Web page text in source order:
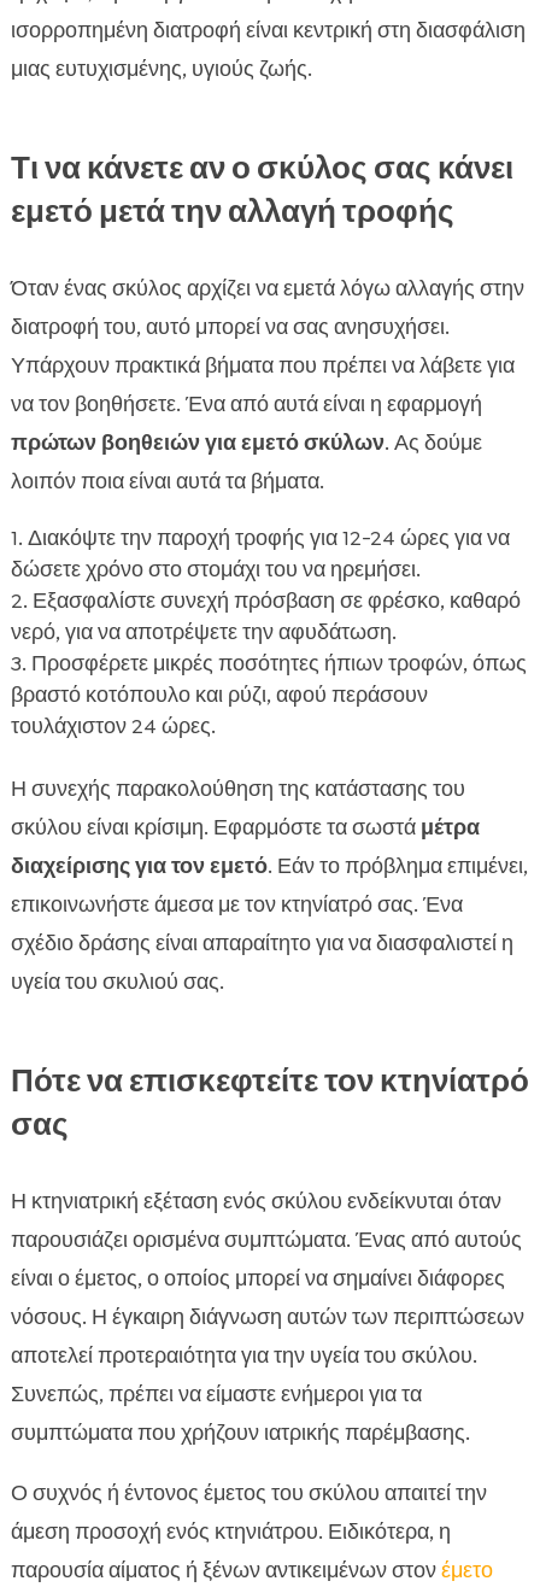
ισορροπημένη διατροφή είναι κεντρική στη διασφάλιση
μιας ευτυχισμένης, υγιούς ζωής.
Τι να κάνετε αν ο σκύλος σας κάνει
εμετό μετά την αλλαγή τροφής
Όταν ένας σκύλος αρχίζει να εμετά λόγω αλλαγής στην
διατροφή του, αυτό μπορεί να σας ανησυχήσει.
Υπάρχουν πρακτικά βήματα που πρέπει να λάβετε για
να τον βοηθήσετε. Ένα από αυτά είναι η εφαρμογή
πρώτων βοηθειών για εμετό σκύλων. Ας δούμε
λοιπόν ποια είναι αυτά τα βήματα.
Διακόψτε την παροχή τροφής για 12-24 ώρες για να
δώσετε χρόνο στο στομάχι του να ηρεμήσει.
Εξασφαλίστε συνεχή πρόσβαση σε φρέσκο, καθαρό
νερό, για να αποτρέψετε την αφυδάτωση.
Προσφέρετε μικρές ποσότητες ήπιων τροφών, όπως
βραστό κοτόπουλο και ρύζι, αφού περάσουν
τουλάχιστον 24 ώρες.
Η συνεχής παρακολούθηση της κατάστασης του
σκύλου είναι κρίσιμη. Εφαρμόστε τα σωστά μέτρα
διαχείρισης για τον εμετό. Εάν το πρόβλημα επιμένει,
επικοινωνήστε άμεσα με τον κτηνίατρό σας. Ένα
σχέδιο δράσης είναι απαραίτητο για να διασφαλιστεί η
υγεία του σκυλιού σας.
Πότε να επισκεφτείτε τον κτηνίατρό
σας
Η κτηνιατρική εξέταση ενός σκύλου ενδείκνυται όταν
παρουσιάζει ορισμένα συμπτώματα. Ένας από αυτούς
είναι ο έμετος, ο οποίος μπορεί να σημαίνει διάφορες
νόσους. Η έγκαιρη διάγνωση αυτών των περιπτώσεων
αποτελεί προτεραιότητα για την υγεία του σκύλου.
Συνεπώς, πρέπει να είμαστε ενήμεροι για τα
συμπτώματα που χρήζουν ιατρικής παρέμβασης.
Ο συχνός ή έντονος έμετος του σκύλου απαιτεί την
άμεση προσοχή ενός κτηνιάτρου. Ειδικότερα, η
παρουσία αίματος ή ξένων αντικειμένων στονέμετο